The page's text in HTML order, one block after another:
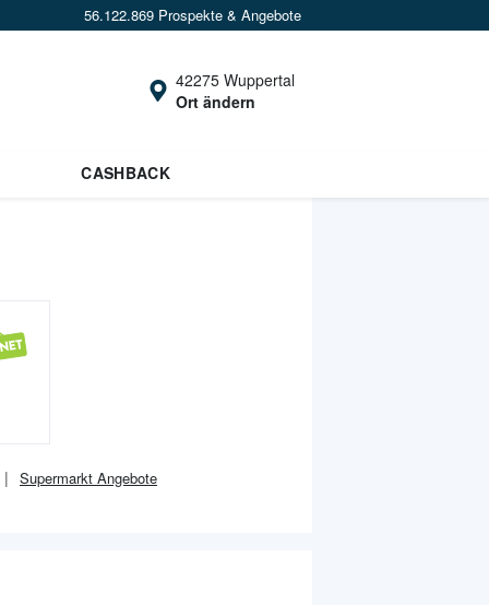
56.122.869 Prospekte & Angebote
42275 Wuppertal
Ort ändern
CASHBACK
Supermarkt Angebote